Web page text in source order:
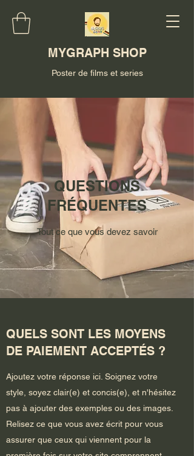
MYGRAPH SHOP
Poster de films et series
QUESTIONS
FRÉQUENTES
Tout ce que vous devez savoir
QUELS SONT LES MOYENS
DE PAIEMENT ACCEPTÉS ?
Ajoutez votre réponse ici. Soignez votre
style, soyez clair(e) et concis(e), et n'hésitez
pas à ajouter des exemples ou des images.
Relisez ce que vous avez écrit pour vous
assurer que ceux qui viennent pour la